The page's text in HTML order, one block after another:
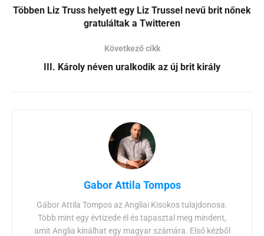
Többen Liz Truss helyett egy Liz Trussel nevű brit nőnek
gratuláltak a Twitteren
Következő cikk
III. Károly néven uralkodik az új brit király
Gabor Attila Tompos
Gábor Attila Tompos az Angliai Kisokos tulajdonosa.
Több mint egy évtizede él és tapasztal meg mindent,
amit Anglia kínálhat egy magyar számára. Első kézből